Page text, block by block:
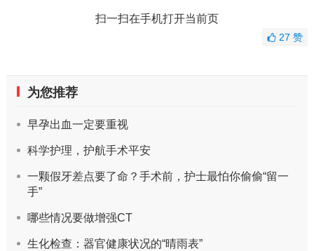
扫一扫在手机打开当前页
27赞
为您推荐
早孕出血一定要重视
科学护理，护航手术平安
一颗假牙差点要了命？手术前，护士最怕你偷偷“留一
手”
哪些情况要做增强CT
生化检查：器官健康状况的“晴雨表”